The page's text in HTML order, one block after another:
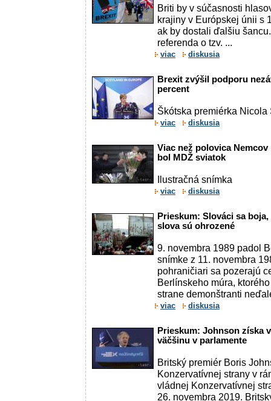
Briti by v súčasnosti
krajiny v Európskej únii s
ak by dostali ďalšiu
referenda o tzv. ...
viac diskusia
Brexit zvýšil podporu
percent
Škótska premiérka Nicola
viac diskusia
Viac než polovica
bol MDŽ sviatok
Ilustračná snímka
viac diskusia
Prieskum: Slováci sa
slova sú ohrozené
9. novembra 1989 padol
snímke z 11. novembra
pohraničiari sa pozerajú
Berlínskeho múra,
strane demonštranti
viac diskusia
Prieskum: Johnson získa
väčšinu v parlamente
Britský premiér Boris
Konzervatívnej strany v
vládnej Konzervatívnej
26. novembra 2019.